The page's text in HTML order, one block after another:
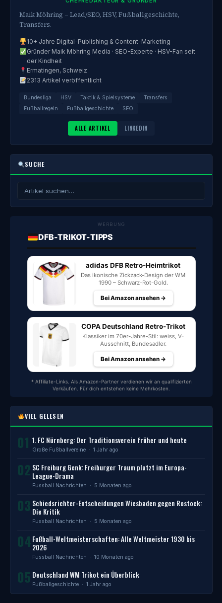
Maik Möhring – Lead/SEO, HSV, Fußballgeschichte,
Transfers.
10+ Jahre Digital-Publishing & Content-Marketing
Gründer Maik Möhring Media · SEO-Experte · HSV-Fan seit
der Kindheit
Ermatingen, Schweiz
2313 Artikel veröffentlicht
Bundesliga HSV Taktik & Spielsysteme
Transfers
Fußballregeln
Fußballgeschichte SEO
ALLE ARTIKEL LINKEDIN
SUCHE
WERBUNG
DFB-TRIKOT-TIPPS
adidas DFB Retro-Heimtrikot
Das ikonische Zickzack-Design der WM
1990 – Schwarz-Rot-Gold.
Bei Amazon ansehen →
COPA Deutschland Retro-Trikot
Klassiker im 70er-Jahre-Stil: weiss, V-
Ausschnitt, Bundesadler.
Bei Amazon ansehen →
* Affiliate-Links. Als Amazon-Partner verdienen wir an qualifizierten
Verkäufen. Für dich entstehen keine Mehrkosten.
VIEL GELESEN
01 1. FC Nürnberg: Der Traditionsverein früher und heute
Große Fußballvereine · 1 Jahr ago
02 SC Freiburg Genk: Freiburger Traum platzt im Europa-
League-Drama
Fussball Nachrichten · 5 Monaten ago
03 Schiedsrichter-Entscheidungen Wiesbaden gegen Rostock:
Die Kritik
Fussball Nachrichten · 5 Monaten ago
04 Fußball-Weltmeisterschaften: Alle Weltmeister 1930 bis
2026
Fussball Nachrichten · 10 Monaten ago
05 Deutschland WM Trikot ein Überblick
Fußballgeschichte · 1 Jahr ago